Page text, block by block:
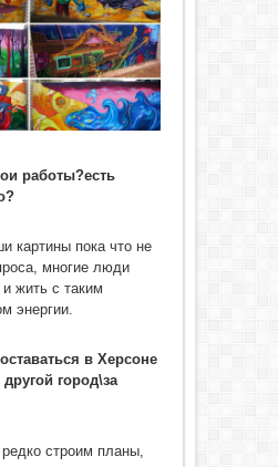
работы?есть
картины пока что не
многие люди
жить с таким
энергии.
в Херсоне
город\за
строим планы,